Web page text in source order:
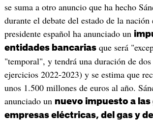
se suma a otro anuncio que ha hecho
durante el debate del estado de la nación
presidente español ha anunciado un
entidades bancariasque será
"temporal", y tendrá una duración de
ejercicios 2022-2023) y se estima que
unos 1.500 millones de euros al año.
anunciado un nuevo impuesto a las
empresas eléctricas, del gas y